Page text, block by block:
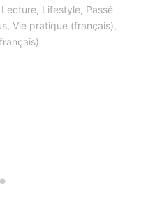
Lecture, Lifestyle, Passé
, Vie pratique (français),